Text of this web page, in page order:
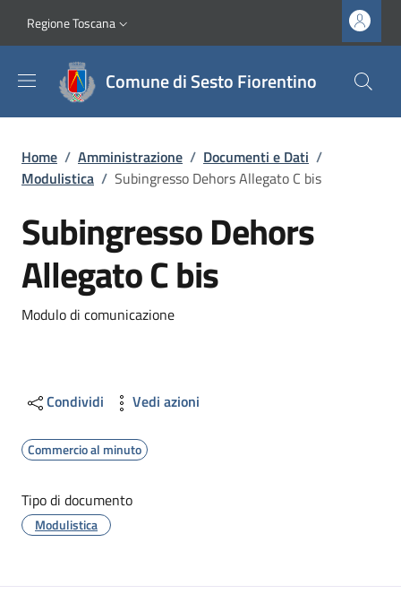
Slim top
Regione Toscana
Comune di Sesto Fiorentino
Briciole di pane
Home / Amministrazione / Documenti e Dati /
Modulistica / Subingresso Dehors Allegato C bis
Subingresso Dehors
Allegato C bis
Dettagli
Modulo di comunicazione
Condividi Vedi azioni
Commercio al minuto
Tipo di documento
Modulistica